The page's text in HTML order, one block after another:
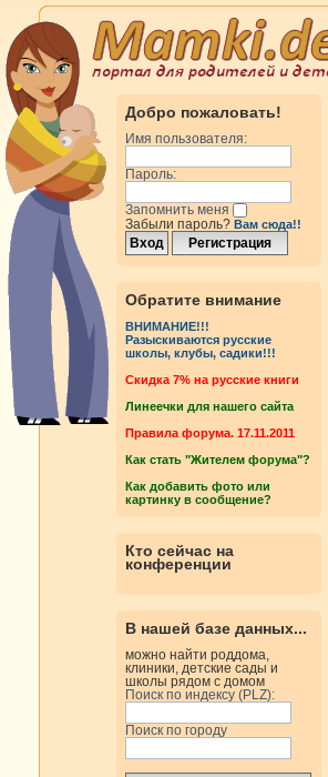
Добро пожаловать!
Имя пользователя:
Пароль:
Запомнить меня
Забыли пароль? Вам сюда!!
Обратите внимание
ВНИМАНИЕ!!!
Разыскиваются русские
школы, клубы, садики!!!
Cкидка 7% на русские книги
Линеечки для нашего сайта
Правила форума. 17.11.2011
Как стать "Жителем форума"?
Как добавить фото или
картинку в сообщение?
Кто сейчас на
конференции
В нашей базе данных...
можно найти роддома,
клиники, детские сады и
школы рядом с домом
Поиск по индексу (PLZ):
Поиск по городу